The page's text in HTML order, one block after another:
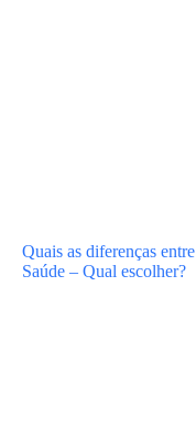
Quais as diferenças
Saúde – Qual escolher?